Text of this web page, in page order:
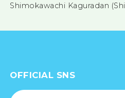
Shimokawachi Kaguradan
OFFICIAL SNS